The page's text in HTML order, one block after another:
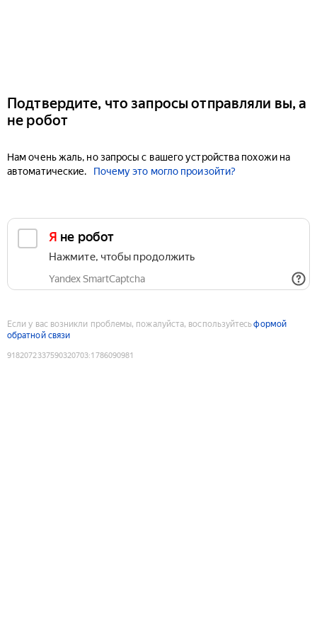
Подтвердите, что запросы отправляли вы, а
не робот
Нам очень жаль, но запросы с вашего устройства похожи на
автоматические.
Почему это могло произойти?
Я не робот
Нажмите, чтобы продолжить
Yandex SmartCaptcha
Если у вас возникли проблемы, пожалуйста, воспользуйтесьформой
обратной связи
9182072337590320703:1786090981